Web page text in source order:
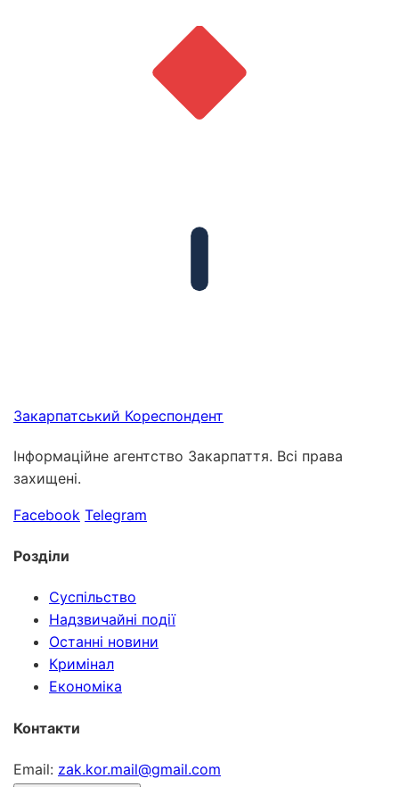
Закарпатський Кореспондент
Інформаційне агентство Закарпаття. Всі права
захищені.
Facebook Telegram
Розділи
Суспільство
Надзвичайні події
Останні новини
Кримінал
Економіка
Контакти
Email: zak.kor.mail@gmail.com